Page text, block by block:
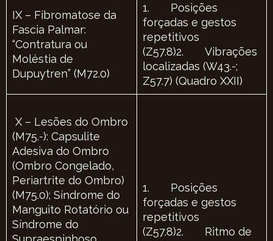
IX – Fibromatose da
Fascia Palmar:
“Contratura ou
Moléstia de
Dupuytren” (M72.0)
1. Posições
forçadas e gestos
repetitivos
(Z57.8)2. Vibrações
localizadas (W43.-;
Z57.7) (Quadro XXII)
X – Lesões do Ombro
(M75.-): Capsulite
Adesiva do Ombro
(Ombro Congelado,
Periartrite do Ombro)
(M75.0); Síndrome do
Manguito Rotatório ou
Síndrome do
1. Posições
forçadas e gestos
repetitivos
(Z57.8)2. Ritmo de